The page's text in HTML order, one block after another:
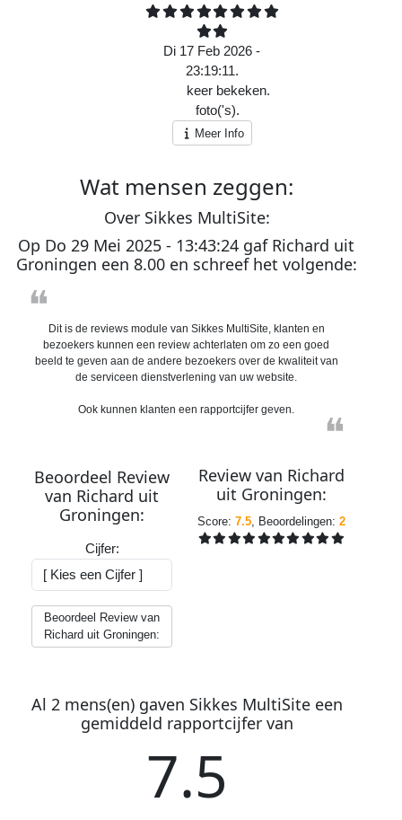
Di 17 Feb 2026 -
23:19:11.
keer bekeken.
foto('s).
Meer Info
Wat mensen zeggen:
Over Sikkes MultiSite:
Op Do 29 Mei 2025 - 13:43:24 gaf Richard uit
Groningen een 8.00en schreef het volgende:
❝
Dit is de reviews module van Sikkes MultiSite, klanten en
bezoekers kunnen een review achterlaten om zo een goed
beeld te geven aan de andere bezoekers over de kwaliteit van
de serviceen dienstverlening van uw website.
Ook kunnen klanten een rapportcijfer geven.
❝
Beoordeel Review
van Richard uit
Groningen:
Cijfer:
Beoordeel Review van
Richard uit Groningen:
Review van Richard
uit Groningen:
Score: 7.5, Beoordelingen: 2
Al 2mens(en) gaven Sikkes MultiSiteeen
gemiddeld rapportcijfervan
7.5